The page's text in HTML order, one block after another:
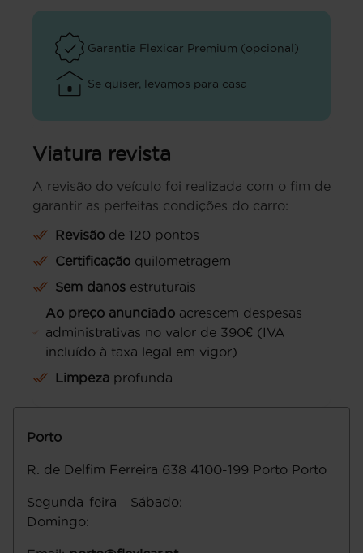
Garantia Flexicar Premium (opcional)
Se quiser, levamos para casa
Viatura revista
A revisão do veículo foi realizada com o fim de
garantir as perfeitas condições do carro:
Revisão de 120 pontos
Certificação quilometragem
Sem danos estruturais
Ao preço anunciado acrescem despesas
administrativas no valor de 390€ (IVA
incluído à taxa legal em vigor)
Limpeza profunda
Porto
R. de Delfim Ferreira 638 4100-199 Porto Porto
Segunda-feira - Sábado:
Domingo: